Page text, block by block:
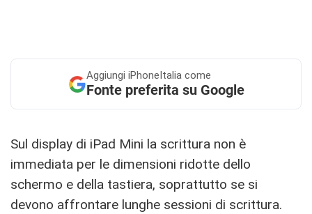
Aggiungi iPhoneItalia come
Fonte preferita su Google
Sul display di iPad Mini la scrittura non è
immediata per le dimensioni ridotte dello
schermo e della tastiera, soprattutto se si
devono affrontare lunghe sessioni di scrittura.